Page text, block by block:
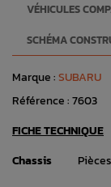
VÉHICULES
SCHÉMA
Marque :SUBARU
Référence :7603
FICHE TECHNIQUE
Chassis